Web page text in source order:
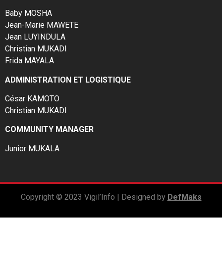
Baby MOSHA
Jean-Marie MAWETE
Jean LUYINDULA
Christian MUKADI
Frida MAYALA
ADMINISTRATION ET LOGISTIQUE
César KAMOTO
Christian MUKADI
COMMUNITY MANAGER
Junior MUKALA
Copyright © 2023 Vigil’Info | Designed by DefMaks